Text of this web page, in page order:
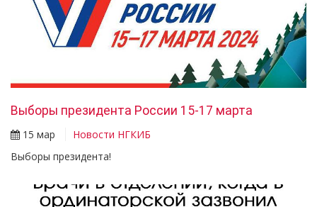
Выборы президента России 15-17 марта
15 мар
Новости НГКИБ
Выборы президента!